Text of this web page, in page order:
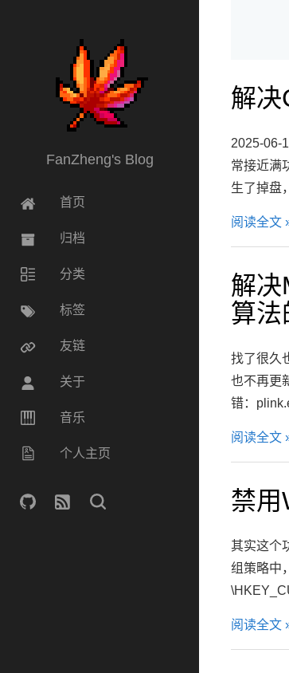
FanZheng's Blog
首页
归档
分类
标签
友链
关于
音乐
个人主页
解决
2025-06-
常接近满
生了掉盘
阅读全文
解决
算法
找了很久
也不再更
错：
阅读全文
禁用
其实这个
组策略中
阅读全文